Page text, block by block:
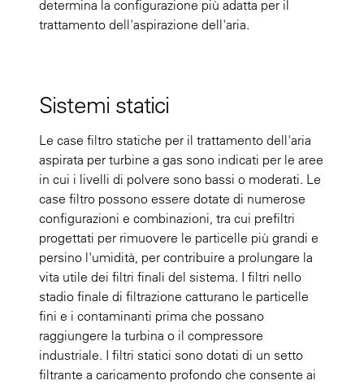
determina la configurazione più adatta per il
trattamento dell'aspirazione dell'aria.
Sistemi statici
Le case filtro statiche per il trattamento dell'aria
aspirata per turbine a gas sono indicati per le aree
in cui i livelli di polvere sono bassi o moderati. Le
case filtro possono essere dotate di numerose
configurazioni e combinazioni, tra cui prefiltri
progettati per rimuovere le particelle più grandi e
persino l'umidità, per contribuire a prolungare la
vita utile dei filtri finali del sistema. I filtri nello
stadio finale di filtrazione catturano le particelle
fini e i contaminanti prima che possano
raggiungere la turbina o il compressore
industriale. I filtri statici sono dotati di un setto
filtrante a caricamento profondo che consente ai